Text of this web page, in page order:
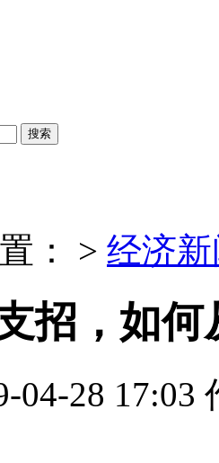
搜索
： > 经济
招，如
04-28 17:03